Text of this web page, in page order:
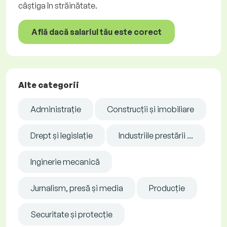
câștiga în străinătate.
Află dacă salariul tău este corect
Alte categorii
Administrație Construcții și imobiliare
Drept și legislație Industriile prestării ...
Inginerie mecanică
Jurnalism, presă și media Producție
Securitate și protecție